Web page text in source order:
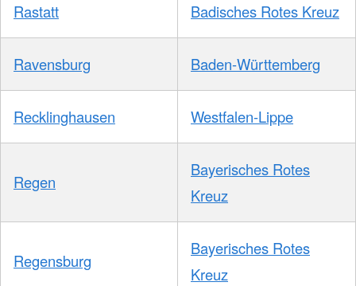
Rastatt Badisches Rotes Kreuz
Ravensburg Baden-Württemberg
Recklinghausen Westfalen-Lippe
Regen
Bayerisches Rotes
Kreuz
Regensburg
Bayerisches Rotes
Kreuz